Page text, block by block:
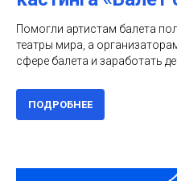
Помогли артистам балета
театры мира, а
сфере балета и заработать
ПОДРОБНЕЕ